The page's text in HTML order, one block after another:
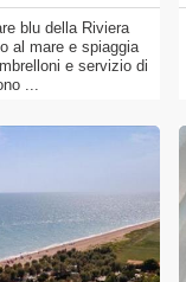
blu della Riviera
al mare e spiaggia
e servizio di
...